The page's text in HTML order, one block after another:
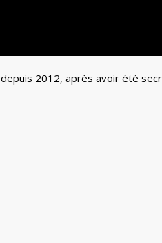
depuis 2012, après avoir été